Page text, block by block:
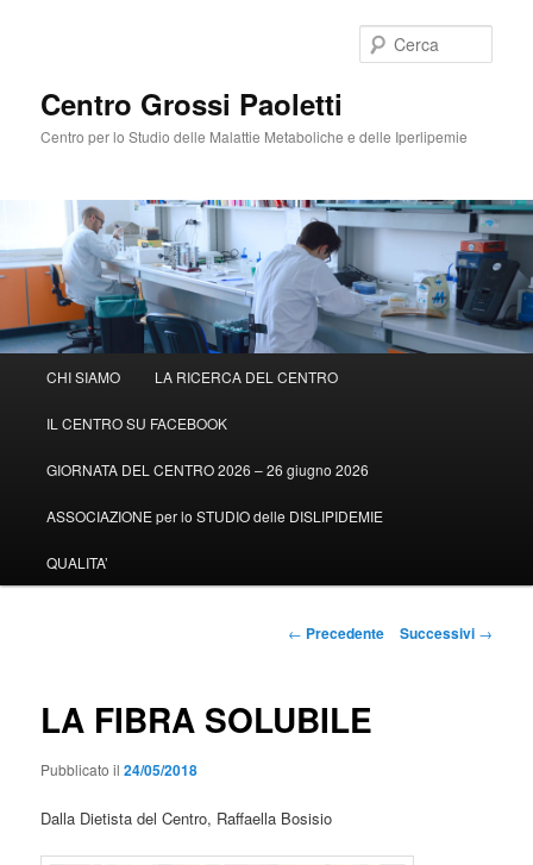
Centro Grossi Paoletti
Centro per lo Studio delle Malattie Metaboliche e delle Iperlipemie
principale
Vai
al
contenuto
CHI SIAMO LA RICERCA DEL CENTRO
IL CENTRO SU FACEBOOK
GIORNATA DEL CENTRO 2026 – 26 giugno 2026
ASSOCIAZIONE per lo STUDIO delle DISLIPIDEMIE
QUALITA’
Navigazione
← Precedente Successivi →
LA FIBRA SOLUBILE
Pubblicato il24/05/2018
Dalla Dietista del Centro, Raffaella Bosisio